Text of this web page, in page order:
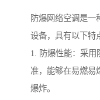
防爆网络空调是一
设备，具有以下特
1. 防爆性能：采
准，能够在易燃易
爆炸。